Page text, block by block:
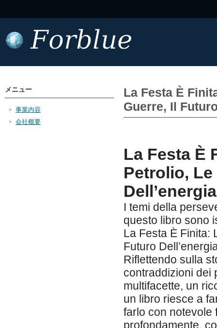
La Festa È
Guerre, Il
La Festa È
Petrolio,
I temi della
questo libro sono
La Festa È Finita:
Futuro
Riflettendo sulla
contraddizioni dei
multifacette, un
un libro riesce a
farlo con notevole
profondamente,
メニュー
事業内容
会社概要